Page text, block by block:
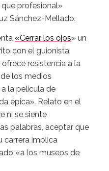
profesional»
Sánchez-Mellado.
«Cerrar los ojos» un
con el guionista
resistencia a la
los medios
la película de
épica». Relato en el
ni se siente
palabras, aceptar que
carrera implica
«a los museos de